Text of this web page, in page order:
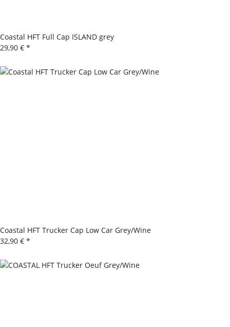
Coastal HFT Full Cap ISLAND grey
29,90 € *
Coastal HFT Trucker Cap Low Car Grey/Wine
32,90 € *